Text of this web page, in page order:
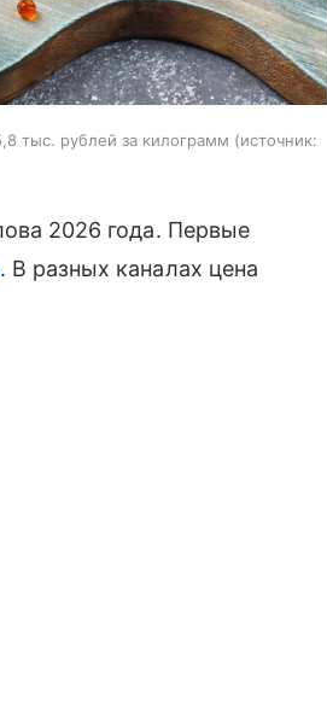
тыс. рублей за килограмм
источник:
2026 года. Первые
. В разных каналах цена